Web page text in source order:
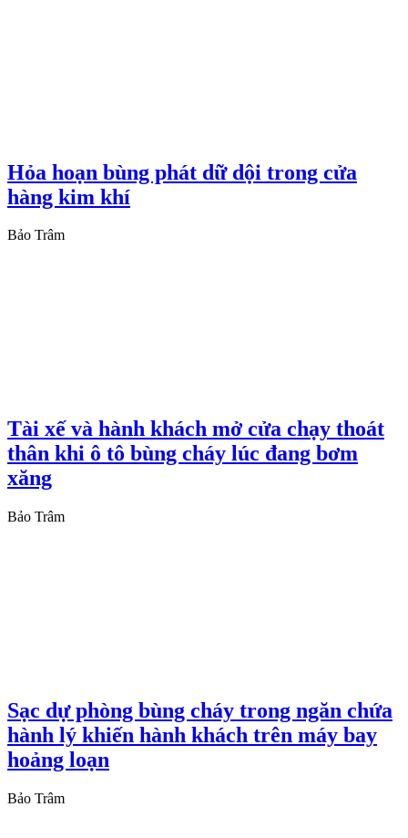
Hỏa hoạn bùng phát dữ dội trong cửa
hàng kim khí
Bảo Trâm
Tài xế và hành khách mở cửa chạy thoát
thân khi ô tô bùng cháy lúc đang bơm
xăng
Bảo Trâm
Sạc dự phòng bùng cháy trong ngăn chứa
hành lý khiến hành khách trên máy bay
hoảng loạn
Bảo Trâm